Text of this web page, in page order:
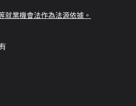
就業機會法作為法源依據。